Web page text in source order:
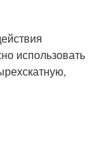
использовать